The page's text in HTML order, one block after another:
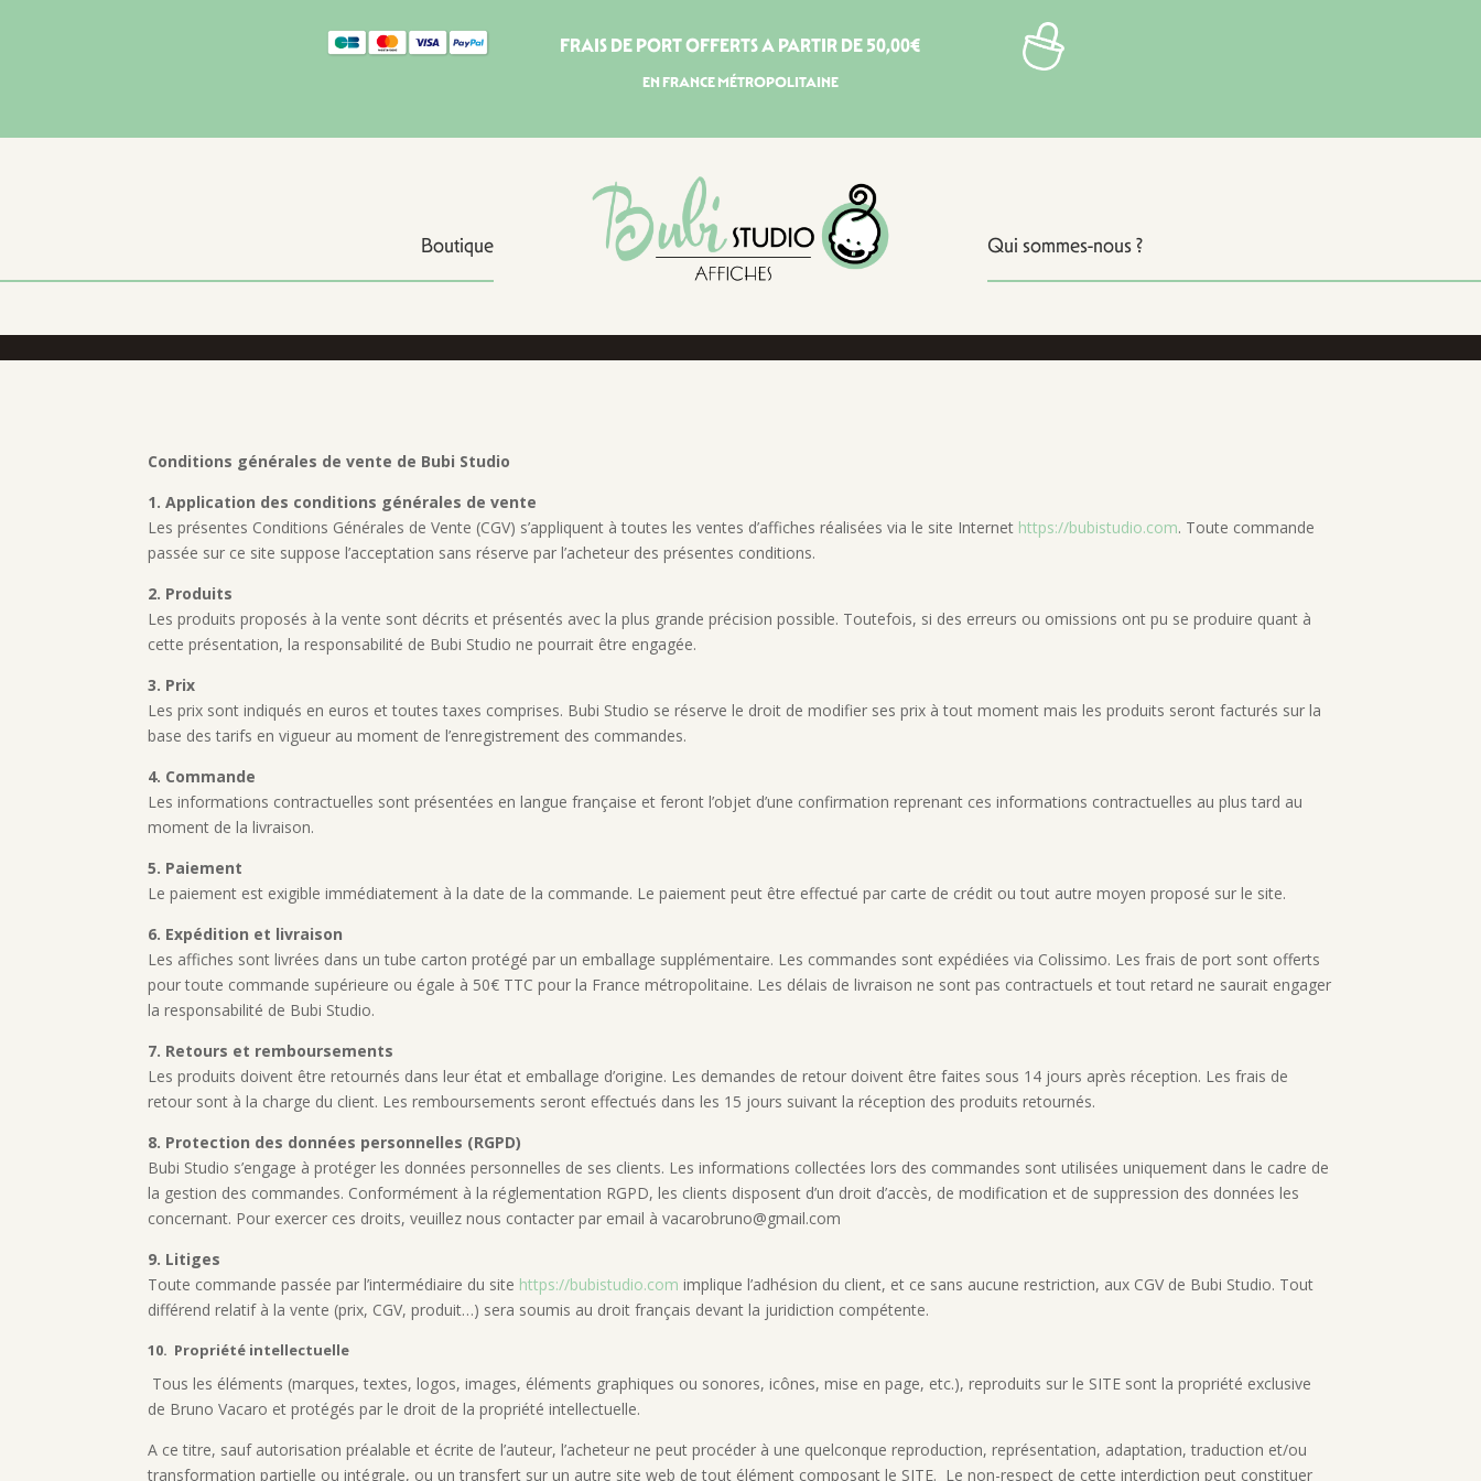
FRAIS DE PORT OFFERTS A PARTIR DE 50,00€
EN FRANCE MÉTROPOLITAINE
Boutique Qui sommes-nous ?
Conditions générales de vente de Bubi Studio
1. Application des conditions générales de vente
Les présentes Conditions Générales de Vente (CGV) s’appliquent à toutes les ventes d’affiches réalisées via le site Internet https://bubistudio.com. Toute commande
passée sur ce site suppose l’acceptation sans réserve par l’acheteur des présentes conditions.
2. Produits
Les produits proposés à la vente sont décrits et présentés avec la plus grande précision possible. Toutefois, si des erreurs ou omissions ont pu se produire quant à
cette présentation, la responsabilité de Bubi Studio ne pourrait être engagée.
3. Prix
Les prix sont indiqués en euros et toutes taxes comprises. Bubi Studio se réserve le droit de modifier ses prix à tout moment mais les produits seront facturés sur la
base des tarifs en vigueur au moment de l’enregistrement des commandes.
4. Commande
Les informations contractuelles sont présentées en langue française et feront l’objet d’une confirmation reprenant ces informations contractuelles au plus tard au
moment de la livraison.
5. Paiement
Le paiement est exigible immédiatement à la date de la commande. Le paiement peut être effectué par carte de crédit ou tout autre moyen proposé sur le site.
6. Expédition et livraison
Les affiches sont livrées dans un tube carton protégé par un emballage supplémentaire. Les commandes sont expédiées via Colissimo. Les frais de port sont offerts
pour toute commande supérieure ou égale à 50€ TTC pour la France métropolitaine. Les délais de livraison ne sont pas contractuels et tout retard ne saurait engager
la responsabilité de Bubi Studio.
7. Retours et remboursements
Les produits doivent être retournés dans leur état et emballage d’origine. Les demandes de retour doivent être faites sous 14 jours après réception. Les frais de
retour sont à la charge du client. Les remboursements seront effectués dans les 15 jours suivant la réception des produits retournés.
8. Protection des données personnelles (RGPD)
Bubi Studio s’engage à protéger les données personnelles de ses clients. Les informations collectées lors des commandes sont utilisées uniquement dans le cadre de
la gestion des commandes. Conformément à la réglementation RGPD, les clients disposent d’un droit d’accès, de modification et de suppression des données les
concernant. Pour exercer ces droits, veuillez nous contacter par email àvacarobruno@gmail.com
9. Litiges
Toute commande passée par l’intermédiaire du site https://bubistudio.com implique l’adhésion du client, et ce sans aucune restriction, aux CGV de Bubi Studio. Tout
différend relatif à la vente (prix, CGV, produit…) sera soumis au droit français devant la juridiction compétente.
10. Propriété intellectuelle
Tous les éléments (marques, textes, logos, images, éléments graphiques ou sonores, icônes, mise en page, etc.), reproduits sur le SITE sont la propriété exclusive
de Bruno Vacaro et protégés par le droit de la propriété intellectuelle.
A ce titre, sauf autorisation préalable et écrite de l’auteur, l’acheteur ne peut procéder à une quelconque reproduction, représentation, adaptation, traduction et/ou
transformation partielle ou intégrale, ou un transfert sur un autre site web de tout élément composant le SITE. Le non-respect de cette interdiction peut constituer